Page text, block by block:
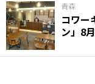
青森
コワー
ン」8